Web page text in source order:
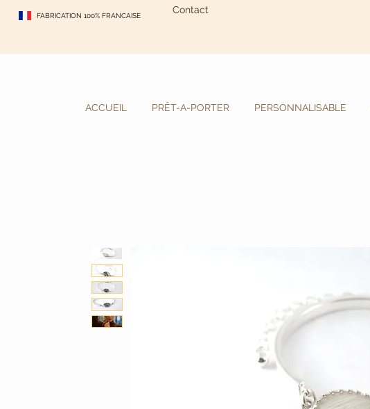
FABRICATION 100% FRANCAISE
Contact
ACCUEIL PRÊT-A-PORTER PERSONNALISABLE